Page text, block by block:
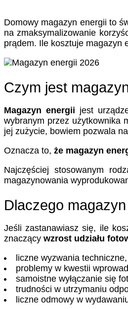
Domowy magazyn energii to
na zmaksymalizowanie
prądem. Ile kosztuje magazyn
Czym jest
Magazyn energii jest
wybranym przez użytkownika
jej zużycie, bowiem pozwala
Oznacza to, że magazyn
Najczęściej stosowanym
magazynowania
Dlaczego
Jeśli zastanawiasz się, ile
znaczący wzrost udziału
liczne wyzwania
problemy w kwestii
samoistne wyłączanie się
trudności w utrzymaniu
liczne odmowy w